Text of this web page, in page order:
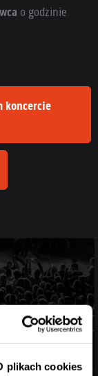
plikach cookies
o godzinie
koncercie